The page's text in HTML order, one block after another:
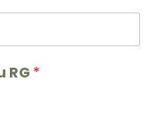
RG *